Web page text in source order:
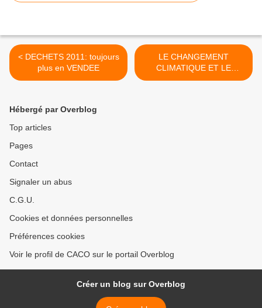
< DECHETS 2011: toujours
plus en VENDEE
LE CHANGEMENT
CLIMATIQUE ET LE
LITTORAL VENDEEN >
Hébergé par Overblog
Top articles
Pages
Contact
Signaler un abus
C.G.U.
Cookies et données personnelles
Préférences cookies
Voir le profil de CACO sur le portail Overblog
Créer un blog sur Overblog